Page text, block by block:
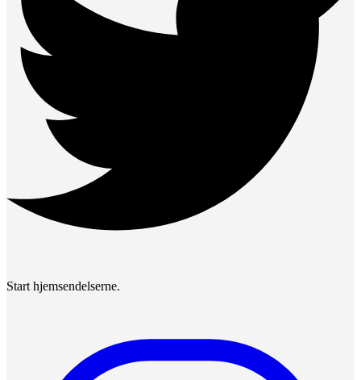
Start hjemsendelserne.